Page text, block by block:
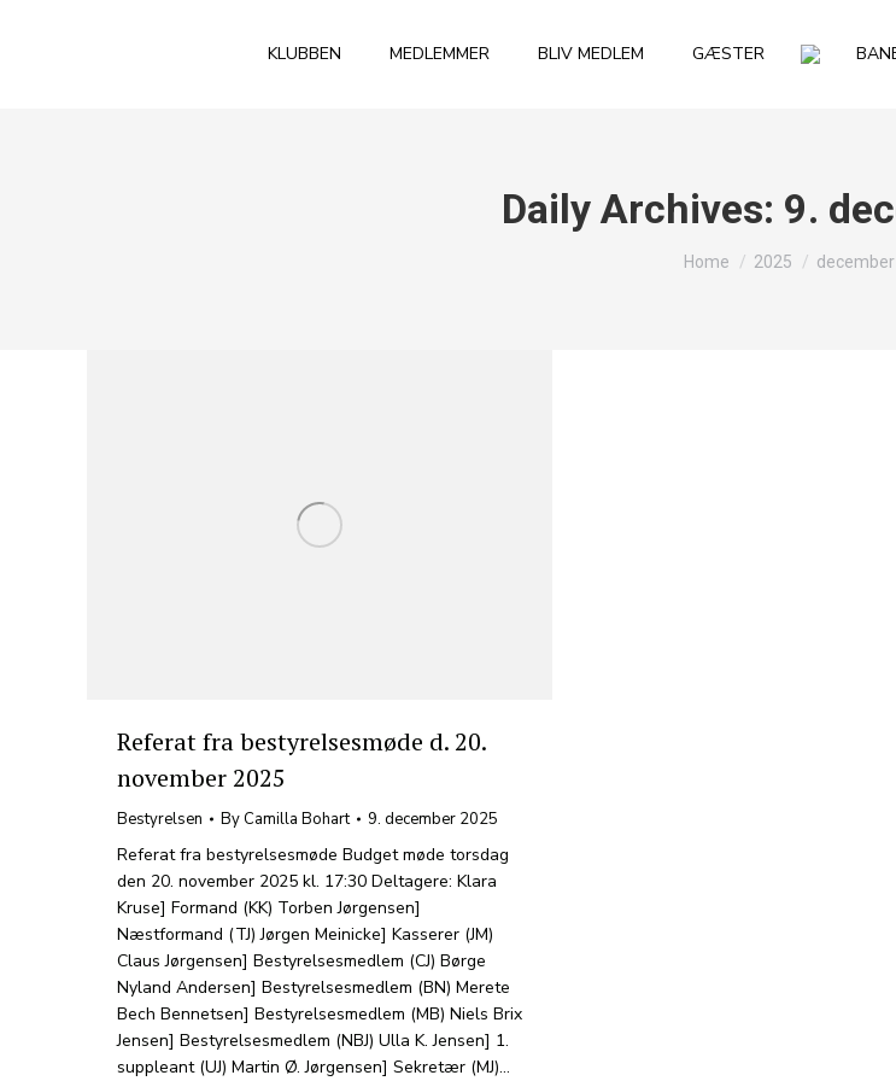
KLUBBEN MEDLEMMER BLIV MEDLEM GÆSTER
Daily Archives: 9.
Home 2025 december
Referat fra bestyrelsesmøde d. 20.
november 2025
Bestyrelsen By Camilla Bohart 9. december 2025
Referat fra bestyrelsesmøde Budget møde torsdag
den 20. november 2025 kl. 17:30 Deltagere: Klara
Kruse] Formand (KK) Torben Jørgensen]
Næstformand (TJ) Jørgen Meinicke] Kasserer (JM)
Claus Jørgensen] Bestyrelsesmedlem (CJ) Børge
Nyland Andersen] Bestyrelsesmedlem (BN) Merete
Bech Bennetsen] Bestyrelsesmedlem (MB) Niels Brix
Jensen] Bestyrelsesmedlem (NBJ) Ulla K. Jensen] 1.
suppleant (UJ) Martin Ø. Jørgensen] Sekretær (MJ)…